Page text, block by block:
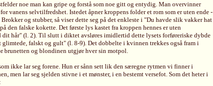
noe man kan gripe og forstå som noe gitt og entydig. Man overvinner
vanens selvtilfredshet. Istedet åpner kroppens folder et rom som er uten ende -
og stubber, så viser dette seg på det enkleste i "Du havde slik vakker hat
den falske kokette. Det første lys kastet fra kroppen hennes er uten
dit hår" (l. 2). Til slutt i diktet avsløres imidlertid dette lysets forføreriske dybde
falskt og gult" (l. 8-9). Det dobbelte i kvinnen trekkes også fram i
brunetten og blondinen utgjør hver sin motpol.
ikke lar seg forene. Hun er sånn sett lik den særegne rytmen vi finner i
men lar seg sjelden stivne i et mønster, i en bestemt versefot. Som det heter i